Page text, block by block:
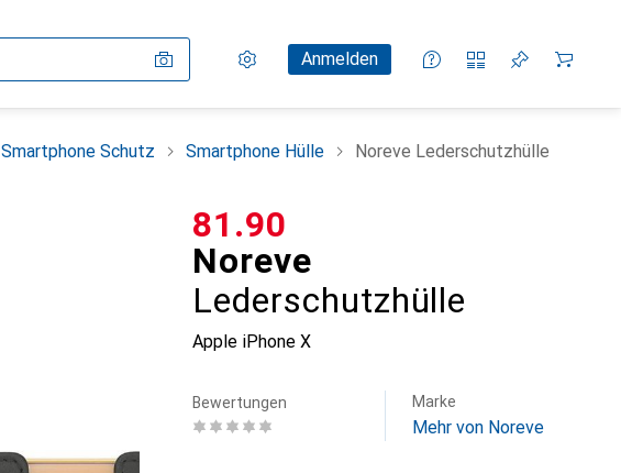
Einstellungen
KundenkontoAnmelden
Vergleichslisten
Merklisten
Warenkorb
Smartphone Schutz Smartphone Hülle Noreve Lederschutzhülle
Noreve
Lederschutzhülle
Apple iPhone X
CHF
81.90
Bewertungen Marke
Mehr von Noreve